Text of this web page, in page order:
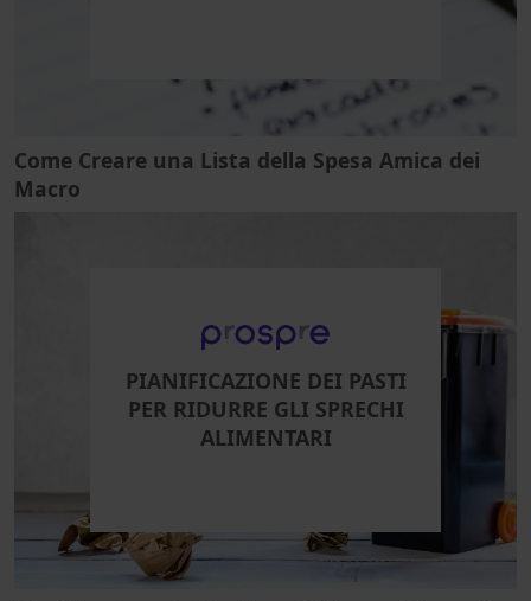
Come Creare una Lista della Spesa Amica dei
Macro
PIANIFICAZIONE DEI PASTI
PER RIDURRE GLI SPRECHI
ALIMENTARI